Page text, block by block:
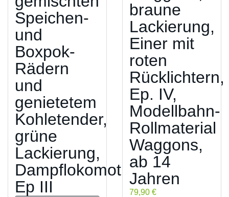
Speichen-
und
Boxpok-
Rädern
und
genietetem
Kohletender,
grüne
Lackierung,
Dampflokomotive
Ep III
braune
Lackierung,
Einer mit
roten
Rücklichtern,
Ep. IV,
Modellbahn-
Rollmaterial
Waggons,
ab 14
Jahren
79,90 €